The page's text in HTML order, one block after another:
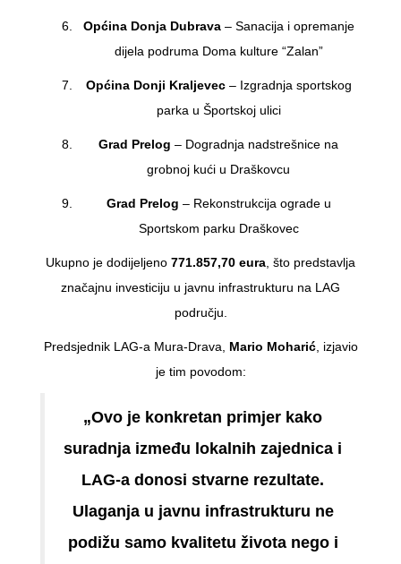
Općina Donja Dubrava– Sanacija i opremanje
dijela podruma Doma kulture “Zalan”
Općina Donji Kraljevec– Izgradnja sportskog
parka u Športskoj ulici
Grad Prelog – Dogradnja nadstrešnice na
grobnoj kući u Draškovcu
Grad Prelog – Rekonstrukcija ograde u
Sportskom parku Draškovec
Ukupno je dodijeljeno 771.857,70 eura , što predstavlja
značajnu investiciju u javnu infrastrukturu na LAG
području.
Predsjednik LAG-a Mura-Drava, Mario Moharić, izjavio
je tim povodom:
„Ovo je konkretan primjer kako
suradnja između lokalnih zajednica i
LAG-a donosi stvarne rezultate.
Ulaganja u javnu infrastrukturu ne
podižu samo kvalitetu života nego i